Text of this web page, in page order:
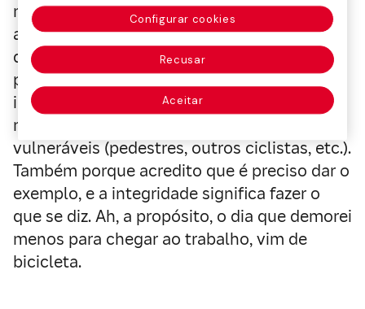
mover-se: limpa, sustentável e de grande
ajuda para fazer algum exercício, mesmo
que não seja todo o necessário. O segundo,
porque a bicicleta, tendo uma massa muito
inferior à do automóvel, representa um risco
muito menor para outros utilizadores
vulneráveis ​​(pedestres, outros ciclistas, etc.).
Também porque acredito que é preciso dar o
exemplo, e a integridade significa fazer o
que se diz. Ah, a propósito, o dia que demorei
menos para chegar ao trabalho, vim de
bicicleta.
Configurar cookies
Recusar
Aceitar